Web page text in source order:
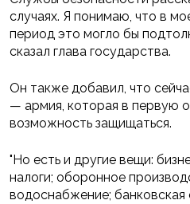
случаях. Я понимаю, что в
период это могло бы
сказал глава государства.
Он также добавил, что
— армия, которая в первую
возможность защищаться.
"Но есть и другие вещи:
налоги; оборонное
водоснабжение; банковская